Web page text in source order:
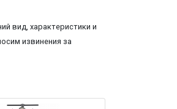
вид, характеристики и
извинения за